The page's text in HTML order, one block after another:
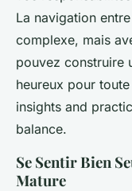
La navigation
complexe, mais
pouvez construire
heureux pour
insights and
balance.
Se Sentir Bien
Mature